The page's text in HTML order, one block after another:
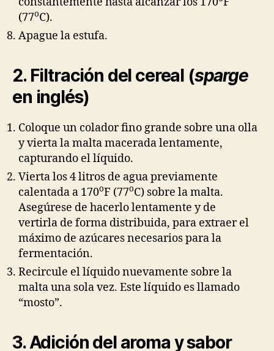
(77oC).
Apague la estufa.
2. Filtración del cereal (sparge
en inglés)
Coloque un colador fino grande sobre una olla
y vierta la malta macerada lentamente,
capturando el líquido.
Vierta los 4 litros de agua previamente
calentada a 170oF (77oC) sobre la malta.
Asegúrese de hacerlo lentamente y de
vertirla de forma distribuida, para extraer el
máximo de azúcares necesarios para la
fermentación.
Recircule el líquido nuevamente sobre la
malta una sola vez. Este líquido es llamado
“mosto”.
3. Adición del aroma y sabor